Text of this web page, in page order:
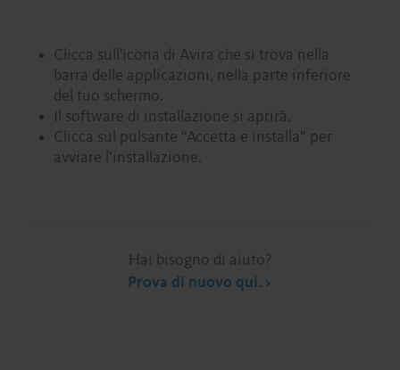
Clicca sull'icona di Avira che si trova nella
barra delle applicazioni, nella parte inferiore
del tuo schermo.
Il software di installazione si aprirà.
Clicca sul pulsante “Accetta e installa” per
avviare l’installazione.
Hai bisogno di aiuto?
Prova di nuovo qui.